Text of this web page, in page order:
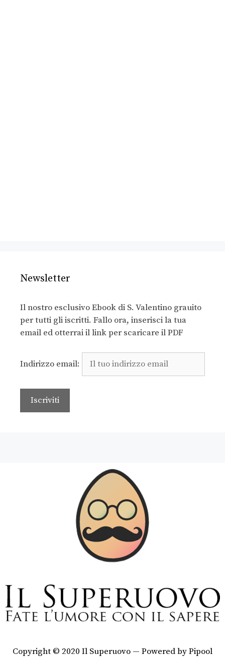
Newsletter
Il nostro esclusivo Ebook di S. Valentino grauito
per tutti gli iscritti. Fallo ora, inserisci la tua
email ed otterrai il link per scaricare il PDF
Indirizzo email:
Copyright © 2020 Il Superuovo — Powered by Pipool